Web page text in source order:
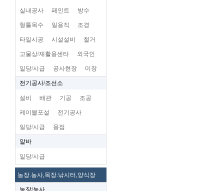
실내공사 페인트 방수
형틀목수 일용직 조경
타일시공 시설설비 철거
고물상/재활용센타 외국인
일당/시급 공사현장 미장
전기공사/조선소
설비 배관 기공 조공
케이블포설 전기공사
일당/시급 용접
알바
일당/시급
농장.농사,목장.낚시터,양식장
농장/농사